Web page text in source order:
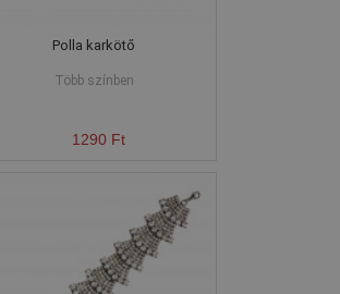
Polla karkötő
Több színben
1290 Ft